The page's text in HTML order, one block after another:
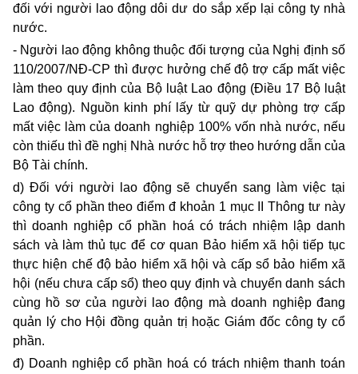
đối với người lao động dôi dư do sắp xếp lại công ty nhà
nước.
- Người lao động không thuộc đối tượng của Nghị định số
110/2007/NĐ-CP thì được hưởng chế độ trợ cấp mất việc
làm theo quy định của Bộ luật Lao động (Điều 17 Bộ luật
Lao động). Nguồn kinh phí lấy từ quỹ dự phòng trợ cấp
mất việc làm của doanh nghiệp 100% vốn nhà nước, nếu
còn thiếu thì đề nghị Nhà nước hỗ trợ theo hướng dẫn của
Bộ Tài chính.
d) Đối với người lao động sẽ chuyển sang làm việc tại
công ty cổ phần theo điểm đ khoản 1 mục II Thông tư này
thì doanh nghiệp cổ phần hoá có trách nhiệm lập danh
sách và làm thủ tục để cơ quan Bảo hiểm xã hội tiếp tục
thực hiện chế độ bảo hiểm xã hội và cấp sổ bảo hiểm xã
hội (nếu chưa cấp sổ) theo quy định và chuyển danh sách
cùng hồ sơ của người lao động mà doanh nghiệp đang
quản lý cho Hội đồng quản trị hoặc Giám đốc công ty cổ
phần.
đ) Doanh nghiệp cổ phần hoá có trách nhiệm thanh toán